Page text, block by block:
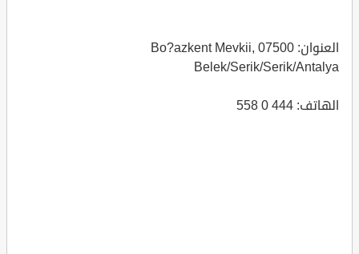
العنوان: Bo?azkent Mevkii, 07500
Belek/Serik/Serik/Antalya
الهاتف: 444 0 558